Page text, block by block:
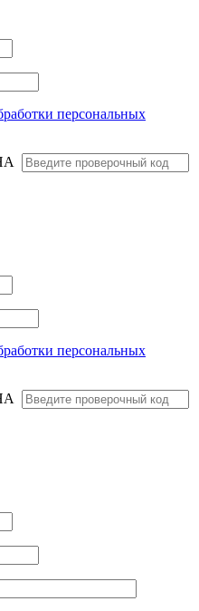
персональных
персональных